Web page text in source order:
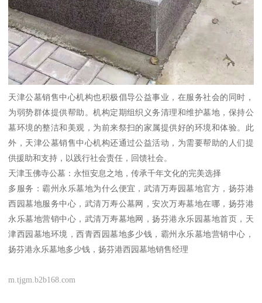
天津公墓销售中心机构也积极倡导公益事业，在服务社会的同时，
为弱势群体提供帮助。机构定期组织义务清理和维护墓地，保持公
墓环境的整洁和美观，为前来祭扫的家属提供好的环境和体验。此
外，天津公墓销售中心机构还通过公益活动，为需要帮助的人们提
供援助和支持，以践行社会责任，回馈社会。
天津玉佛寺公墓：永恒安息之地，传承千年文化的完美选择
多服务：霸州永乐墓地为什么便宜，武清万寿园墓地官方，扬芬港
西园墓地服务中心，武清万寿公墓网，安次万寿墓地在哪，扬芬港
永乐墓地营销中心，武清万寿墓地网，扬芬港永乐园墓地首页，天
津西园墓地环境，西青西园墓地多少钱，霸州永乐墓地营销中心，
扬芬港永乐墓地多少钱，扬芬港西园墓地销售经理
m.tjgm.b2b168.com